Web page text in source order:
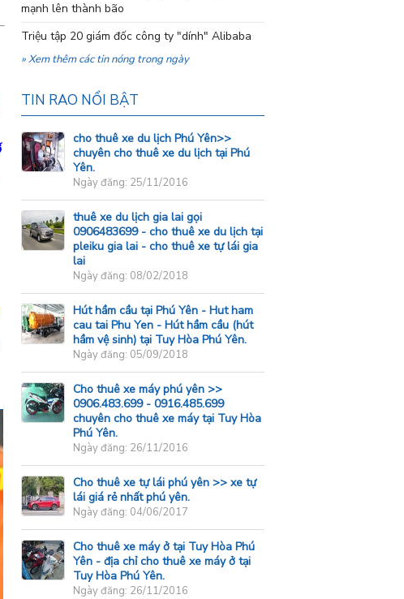
mạnh lên thành bão
Triệu tập 20 giám đốc công ty "dính" Alibaba
» Xem thêm các tin nóng trong ngày
TIN RAO NỔI BẬT
cho thuê xe du lịch Phú Yên>>
chuyên cho thuê xe du lịch tại Phú
Yên.
Ngày đăng: 25/11/2016
thuê xe du lịch gia lai gọi
0906483699 - cho thuê xe du lịch tại
pleiku gia lai - cho thuê xe tự lái gia
lai
Ngày đăng: 08/02/2018
Hút hầm cầu tại Phú Yên - Hut ham
cau tai Phu Yen - Hút hầm cầu (hút
hầm vệ sinh) tại Tuy Hòa Phú Yên.
Ngày đăng: 05/09/2018
Cho thuê xe máy phú yên >>
0906.483.699 - 0916.485.699
chuyên cho thuê xe máy tại Tuy Hòa
Phú Yên.
Ngày đăng: 26/11/2016
Cho thuê xe tự lái phú yên >> xe tự
lái giá rẻ nhất phú yên.
Ngày đăng: 04/06/2017
Cho thuê xe máy ở tại Tuy Hòa Phú
Yên - địa chỉ cho thuê xe máy ở tại
Tuy Hòa Phú Yên.
Ngày đăng: 26/11/2016